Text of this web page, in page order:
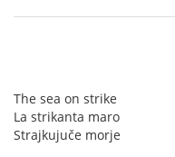
The sea on strike
La strikanta maro
Strajkujuče morje